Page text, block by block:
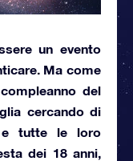
un evento
Ma come
del
cercando di
tutte le loro
dei 18 anni,